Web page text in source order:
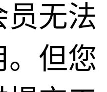
员无法
。但您